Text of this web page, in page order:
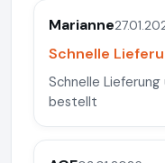
Marianne
Schnelle
Schnelle
bestellt